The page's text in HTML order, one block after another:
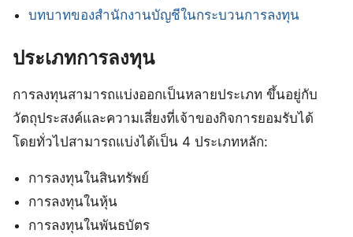
บทบาทของสำนักงานบัญชีในกระบวนการลงทุน
ประเภทการลงทุน
การลงทุนสามารถแบ่งออกเป็นหลายประเภท ขึ้นอยู่กับ
วัตถุประสงค์และความเสี่ยงที่เจ้าของกิจการยอมรับได้
โดยทั่วไปสามารถแบ่งได้เป็น 4 ประเภทหลัก:
การลงทุนในสินทรัพย์
การลงทุนในหุ้น
การลงทุนในพันธบัตร